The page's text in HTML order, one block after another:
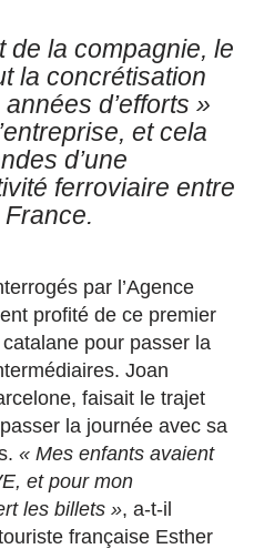
de la compagnie, le
la concrétisation
d’efforts »
et cela
d’une
ferroviaire entre
par l’Agence
profité de ce premier
pour passer la
Joan
faisait le trajet
la journée avec sa
« Mes enfants avaient
et pour mon
les billets », a-t-il
française Esther